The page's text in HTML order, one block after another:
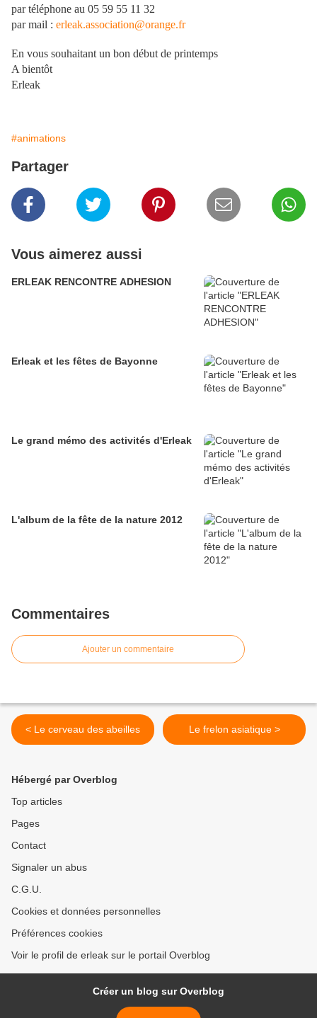
par téléphone au 05 59 55 11 32
par mail : erleak.association@orange.fr
En vous souhaitant un bon début de printemps
A bientôt
Erleak
#animations
Partager
Vous aimerez aussi
ERLEAK RENCONTRE ADHESION
Erleak et les fêtes de Bayonne
Le grand mémo des activités d'Erleak
L'album de la fête de la nature 2012
Commentaires
Ajouter un commentaire
< Le cerveau des abeilles Le frelon asiatique >
Hébergé par Overblog
Top articles
Pages
Contact
Signaler un abus
C.G.U.
Cookies et données personnelles
Préférences cookies
Voir le profil de erleak sur le portail Overblog
Créer un blog sur Overblog